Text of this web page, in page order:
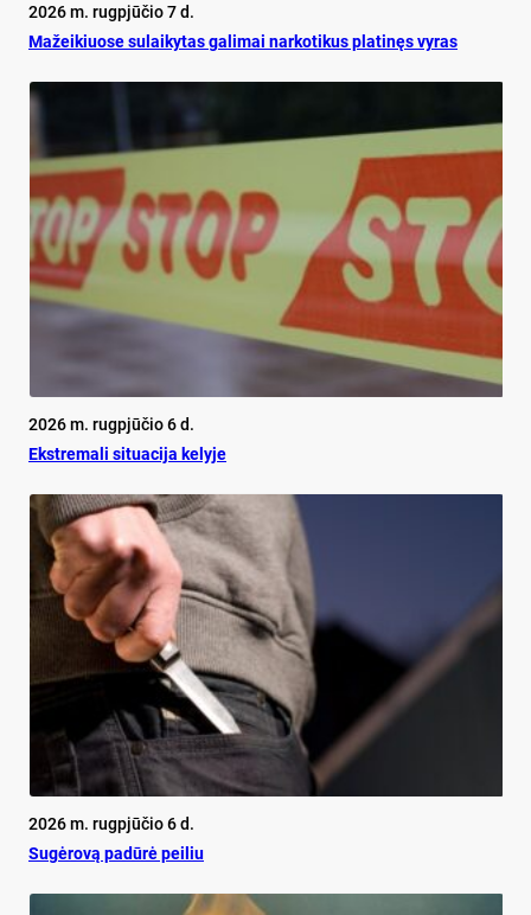
2026 m. rugpjūčio 7 d.
Mažeikiuose sulaikytas galimai narkotikus platinęs vyras
2026 m. rugpjūčio 6 d.
Ekst­re­ma­li si­tua­ci­ja ke­ly­je
2026 m. rugpjūčio 6 d.
Su­gė­ro­vą pa­dū­rė pei­liu